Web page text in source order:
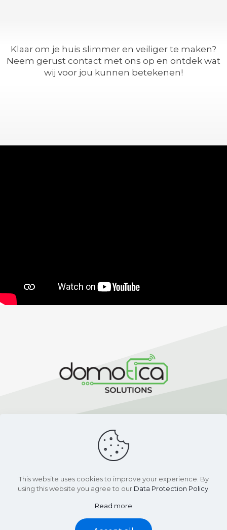
Klaar om je huis slimmer en veiliger te maken?
Neem gerust contact met ons op en ontdek wat
wij voor jou kunnen betekenen!
+31 (0) 85 060 1393
support@domotica-solutions.com
This website uses cookies to improve your experience. By
using this website you agree to our Data Protection Policy.
Read more